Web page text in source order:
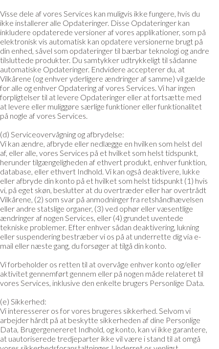
Visse dele af vores Services kan muligvis ikke fungere, hvis du
ikke installerer alle Opdateringer. Disse Opdateringer kan
inkludere opdaterede versioner af vores applikationer, som på
elektronisk vis automatisk kan opdatere versionerne brugt på
din enhed, såvel som opdateringer til bærbar teknologi og andre
tilsluttede produkter. Du samtykker udtrykkeligt til sådanne
automatiske Opdateringer. Endvidere accepterer du, at
Vilkårene (og enhver yderligere ændringer af samme) vil gælde
for alle og enhver Opdatering af vores Services. Vi har ingen
forpligtelser til at levere Opdateringer eller at fortsætte med
at levere eller muliggøre særlige funktioner eller funktionalitet
på nogle af vores Services.
(d) Serviceovervågning og afbrydelse:
Vi kan ændre, afbryde eller nedlægge en hvilken som helst del
af, eller alle, vores Services på et hvilket som helst tidspunkt,
herunder tilgængeligheden af ethvert produkt, enhver funktion,
database, eller ethvert Indhold. Vi kan også deaktivere, lukke
eller afbryde din konto på et hvilket som helst tidspunkt (1) hvis
vi, på eget skøn, beslutter at du overtræder eller har overtrådt
Vilkårene, (2) som svar på anmodninger fra retshåndhævelsen
eller andre statslige organer, (3) ved ophør eller væsentlige
ændringer af nogen Services, eller (4) grundet uventede
tekniske problemer. Efter enhver sådan deaktivering, lukning
eller suspendering bestræber vi os på at underrette dig via e-
mail eller næste gang, du forsøger at tilgå din konto.
Vi forbeholder os retten til at overvåge enhver konto og/eller
aktivitet gennemført gennem eller på nogen måde relateret til
vores Services, inklusive den enkelte brugers Personlige Data.
(e) Sikkerhed:
Vi interesserer os for vores brugeres sikkerhed. Selvom vi
arbejder hårdt på at beskytte sikkerheden af dine Personlige
Data, Brugergenereret Indhold, og konto, kan vi ikke garantere,
at uautoriserede tredjeparter ikke vil være i stand til at omgå